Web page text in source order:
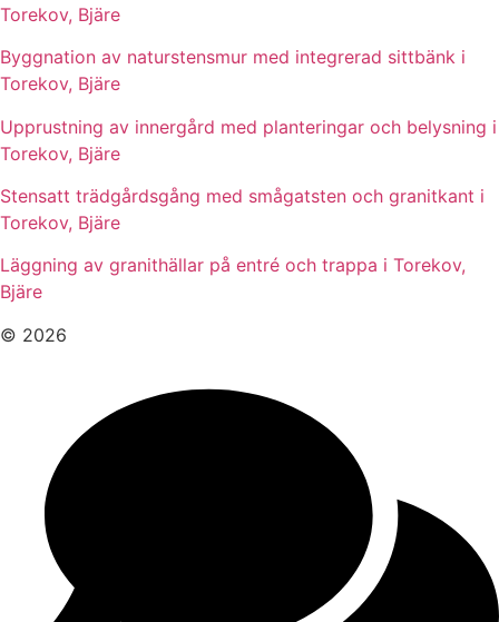
Torekov, Bjäre
Byggnation av naturstensmur med integrerad sittbänk i
Torekov, Bjäre
Upprustning av innergård med planteringar och belysning i
Torekov, Bjäre
Stensatt trädgårdsgång med smågatsten och granitkant i
Torekov, Bjäre
Läggning av granithällar på entré och trappa i Torekov,
Bjäre
© 2026